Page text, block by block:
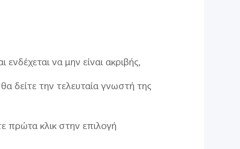
να μην είναι ακριβής,
δείτε την τελευταία γνωστή της
πρώτα κλικ στην επιλογή